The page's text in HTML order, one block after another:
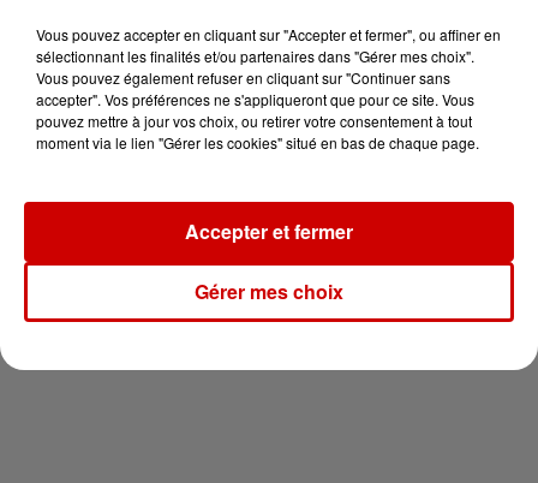
Le Duel - Gagnez votre balade
en jet ski !
Newsletter
Vous pouvez accepter en cliquant sur "Accepter et fermer", ou affiner en
sélectionnant les finalités et/ou partenaires dans "Gérer mes choix".
Vous pouvez également refuser en cliquant sur "Continuer sans
accepter". Vos préférences ne s'appliqueront que pour ce site. Vous
pouvez mettre à jour vos choix, ou retirer votre consentement à tout
moment via le lien "Gérer les cookies" situé en bas de chaque page.
Gérer mes choix
Accepter et fermer